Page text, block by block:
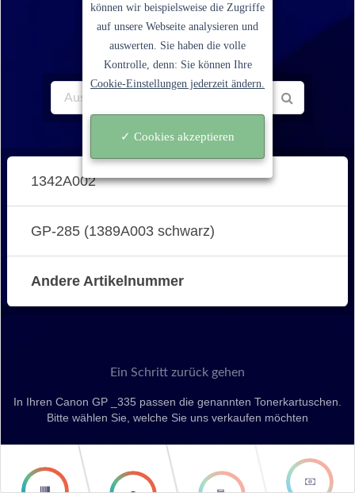
unseren Service.
1342A002
GP-285 (1389A003 schwarz)
Andere Artikelnummer
Ein Schritt zurück gehen
In Ihren Canon GP _335 passen die genannten Tonerkartuschen.
Bitte wählen Sie, welche Sie uns verkaufen möchten
second
third step
können wir beispielsweise die Zugriffe
auf unsere Webseite analysieren und
auswerten. Sie haben die volle
Kontrolle, denn: Sie können Ihre
Cookie-Einstellungen jederzeit ändern.
✓ Cookies akzeptieren